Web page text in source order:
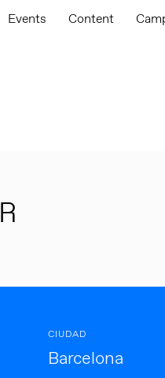
Events Content
CIUDAD
Barcelona